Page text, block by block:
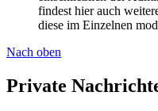
findest hier auch
diese im Einzelnen
Nach oben
Private